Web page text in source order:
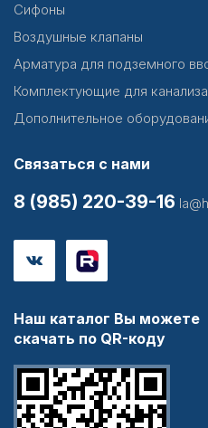
Сифоны
Воздушные клапаны
Арматура для подземного
Комплектующие для
Дополнительное
Связаться с нами
8 (985) 220-39-16
Наш каталог Вы можете
скачать по QR-коду